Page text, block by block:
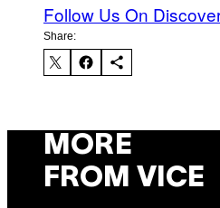
Follow Us On
Share:
MORE
FROM VICE